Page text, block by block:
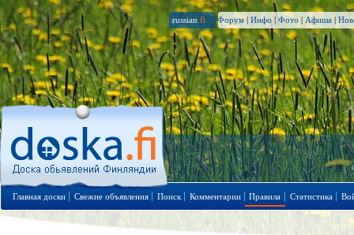
russian .fi Форум | Инфо | Фото | Афиша |
Главная доски Свежие объявления Поиск Комментарии Правила Статистика